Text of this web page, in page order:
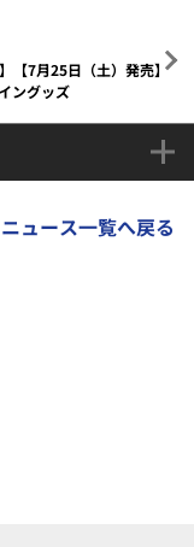
【7月25日（土）発売】
ングッズ
ニュース一覧へ戻る